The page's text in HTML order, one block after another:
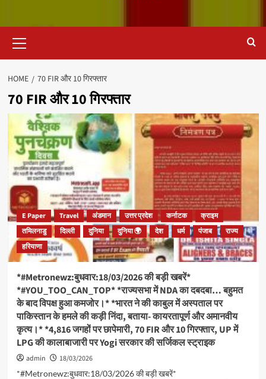
Menu
HOME 70 FIR और 10 गिरफ्तार
70 FIR और 10 गिरफ्तार
E Paper Travel अंडमान उत्तर प्रदेश कर्नाटक
क्राइम
तमिलनाडु
दिल्ली दुनिया दुनिया 🌍 देश धर्म पंजाब
राज्य
हरियाणा
*#Metronewz:बुधवार:18/03/2026 की बड़ी खबरें*
*#YOU_TOO_CAN_TOP* *राज्यसभा में NDA का दबदबा… बहुमत
के बाद विपक्ष हुआ कमजोर।* *भारत ने की काबुल में अस्पताल पर
पाकिस्तान के हमले की कड़ी निंदा, बताया- कायरतापूर्ण और अमानवीय
कृत्य।* *4,816 जगहों पर छापेमारी, 70 FIR और 10 गिरफ्तार, UP में
LPG की कालाबाजारी पर Yogi सरकार की सर्जिकल स्ट्राइक
admin
18/03/2026
*#Metronewz:बुधवार:18/03/2026 की बड़ी खबरें*